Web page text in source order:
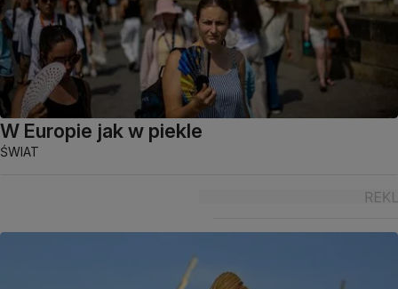
W Europie jak w piekle
ŚWIAT